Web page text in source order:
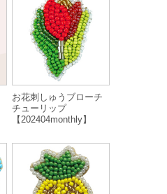
お花刺しゅうブローチ
チューリップ
【202404monthly】